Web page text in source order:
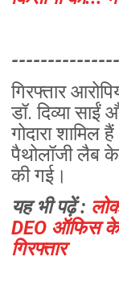
गिरफ्तार
डॉ. दिव्या साईं
गोदारा शामिल
पैथोलॉजी लैब
की गई।
यह भी पढ़ें :
DEO ऑफिस के
गिरफ्तार